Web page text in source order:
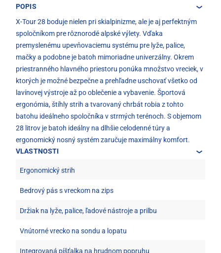
POPIS
X-Tour 28 boduje nielen pri skialpinizme, ale je aj perfektným
spoločníkom pre rôznorodé alpské výlety. Vďaka
premyslenému upevňovaciemu systému pre lyže, palice,
mačky a podobne je batoh mimoriadne univerzálny. Okrem
priestranného hlavného priestoru ponúka množstvo vreciek, v
ktorých je možné bezpečne a prehľadne uschovať všetko od
lavínovej výstroje až po oblečenie a vybavenie. Športová
ergonómia, štíhly strih a tvarovaný chrbát robia z tohto
batohu ideálneho spoločníka v strmých terénoch. S objemom
28 litrov je batoh ideálny na dlhšie celodenné túry a
ergonomický nosný systém zaručuje maximálny komfort.
VLASTNOSTI
Ergonomický strih
Bedrový pás s vreckom na zips
Držiak na lyže, palice, ľadové nástroje a prilbu
Vnútorné vrecko na sondu a lopatu
Integrovaná píšťalka na hrudnom popruhu